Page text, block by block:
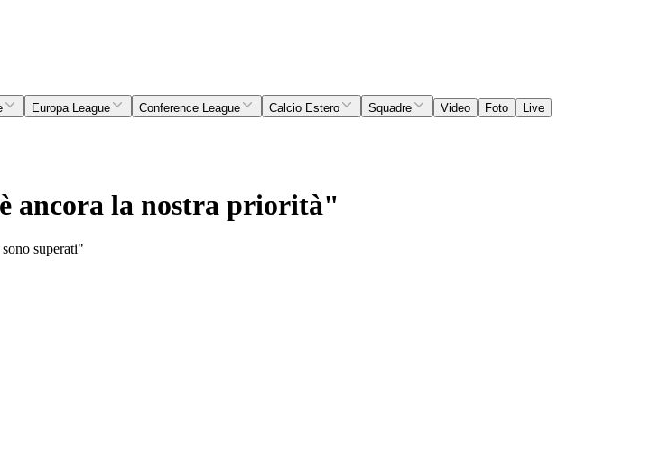
Europa League Conference League Calcio Estero Squadre Video Foto
Live
ancora la nostra priorità"
superati"